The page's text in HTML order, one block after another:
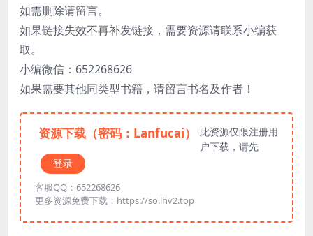
如需删除请留言。
如果链接失效不再补发链接，需要资源请联系小编获
取。
小编微信：652268626
如果需要其他同类型书籍，请留言书名及作者！
资源下载（密码：Lanfucai）
此资源仅限注册用
户下载，请先
登录
客服QQ：652268626
更多资源免费下载：https://so.lhv2.top